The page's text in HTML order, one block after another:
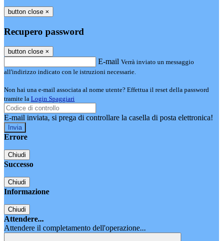
button close ×
Recupero password
button close ×
E-mail Verrà inviato un messaggio
all'indirizzo indicato con le istruzioni necessarie.
Non hai una e-mail associata al nome utente? Effettua il reset della password
tramite la Login Spaggiari
E-mail inviata, si prega di controllare la casella di posta elettronica!
Errore
Chiudi
Successo
Chiudi
Informazione
Chiudi
Attendere...
Attendere il completamento dell'operazione...